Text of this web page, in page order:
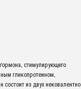
стимулирующего
гликопротеином,
из двух нековалентно